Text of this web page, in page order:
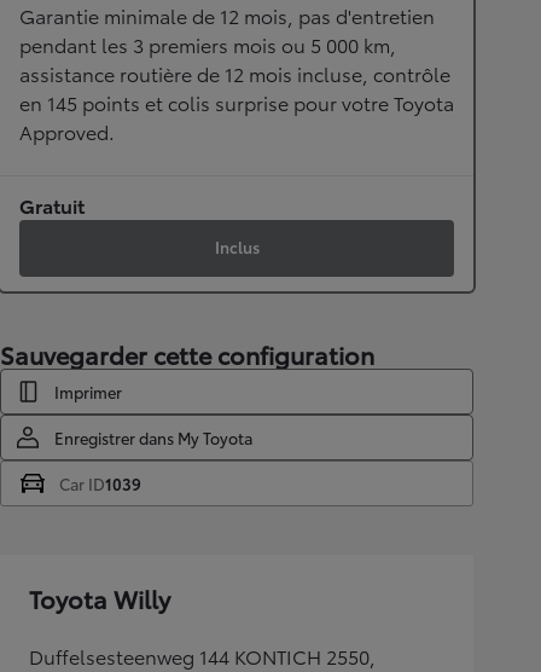
Garantie minimale de 12 mois, pas d'entretien
pendant les 3 premiers mois ou 5 000 km,
assistance routière de 12 mois incluse, contrôle
en 145 points et colis surprise pour votre Toyota
Approved.
Gratuit
Inclus
Sauvegarder cette configuration
Imprimer
Enregistrer dans My Toyota
Car ID1039
Toyota Willy
Duffelsesteenweg 144 KONTICH 2550,